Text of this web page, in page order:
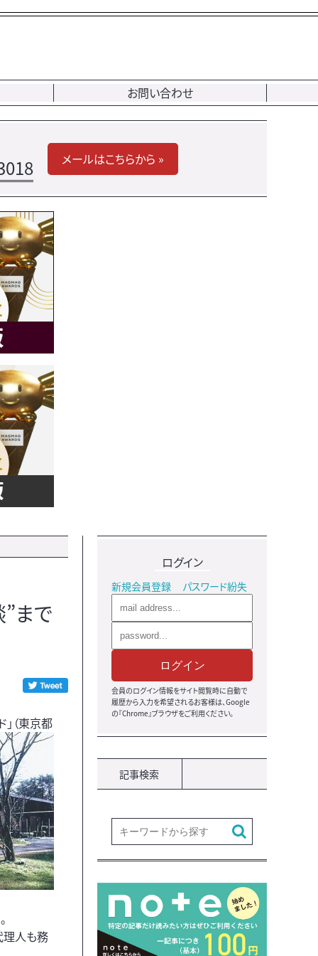
お問い合わせ
メールはこちらから »
まで
」（東京都
理人も務
ログイン
新規会員登録 パスワード紛失
ログイン
会員のログイン情報をサイト閲覧時に自動で
履歴から入力を希望されるお客様は、Google
の『Chrome』ブラウザをご利用ください。
記事検索